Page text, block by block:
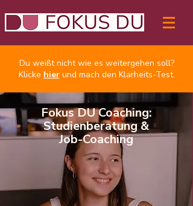
Du weißt nicht wie es weitergehen soll?
Klicke hier und mach den Klarheits-Test.
Fokus DU Coaching:
Studienberatung &
Job-Coaching